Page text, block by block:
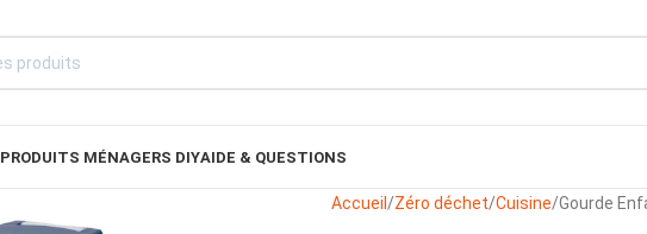
PRODUITS MÉNAGERS DIYAIDE & QUESTIONS
Accueil Zéro déchet Cuisine Gourde